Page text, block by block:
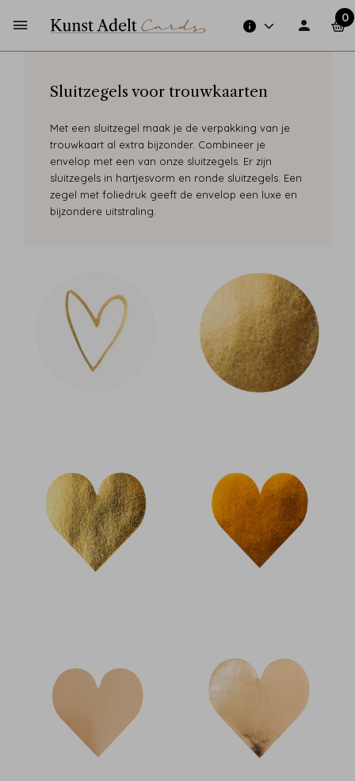
0
Sluitzegels voor trouwkaarten
Met een sluitzegel maak je de verpakking van je
trouwkaart al extra bijzonder. Combineer je
envelop met een van onze sluitzegels. Er zijn
sluitzegels in hartjesvorm en ronde sluitzegels. Een
zegel met foliedruk geeft de envelop een luxe en
bijzondere uitstraling.